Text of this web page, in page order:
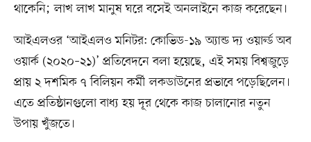
থাকেনি; লাখ লাখ মানুষ ঘরে বসেই অনলাইনে কাজ করেছেন।
আইএলওর ‘আইএলও মনিটর: কোভিড-১৯ অ্যান্ড দ্য ওয়ার্ল্ড অব
ওয়ার্ক (২০২০–২১)’ প্রতিবেদনে বলা হয়েছে, এই সময় বিশ্বজুড়ে
প্রায় ২ দশমিক ৭ বিলিয়ন কর্মী লকডাউনের প্রভাবে পড়েছিলেন।
এতে প্রতিষ্ঠানগুলো বাধ্য হয় দূর থেকে কাজ চালানোর নতুন
উপায় খুঁজতে।